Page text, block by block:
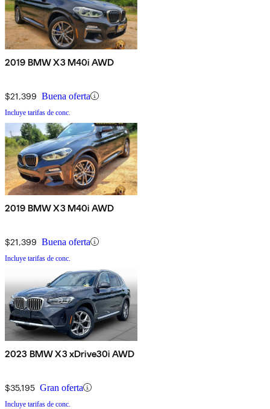
2019 BMW X3 M40i AWD
$21,399 Buena oferta
Incluye tarifas de conc.
2019 BMW X3 M40i AWD
$21,399 Buena oferta
Incluye tarifas de conc.
2023 BMW X3 xDrive30i AWD
$35,195 Gran oferta
Incluye tarifas de conc.